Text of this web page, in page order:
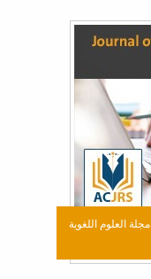
مجلة العلوم اللغوية